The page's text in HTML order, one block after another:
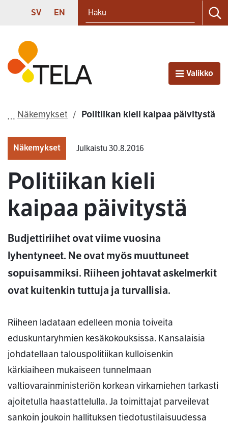
Siirry sisältöön
SVENSKA
SV ENGLISH
EN
Etusivu
AvaaValikko
Näkemykset Politiikan kieli kaipaa päivitystä
Näkemykset Julkaistu 30.8.2016
Politiikan kieli
kaipaa päivitystä
Budjettiriihet ovat viime vuosina
lyhentyneet. Ne ovat myös muuttuneet
sopuisammiksi. Riiheen johtavat askelmerkit
ovat kuitenkin tuttuja ja turvallisia.
Riiheen ladataan edelleen monia toiveita
eduskuntaryhmien kesäkokouksissa. Kansalaisia
johdatellaan talouspolitiikan kulloisenkin
kärkiaiheen mukaiseen tunnelmaan
valtiovarainministeriön korkean virkamiehen tarkasti
ajoitetulla haastattelulla. Ja toimittajat parveilevat
sankoin joukoin hallituksen tiedotustilaisuudessa